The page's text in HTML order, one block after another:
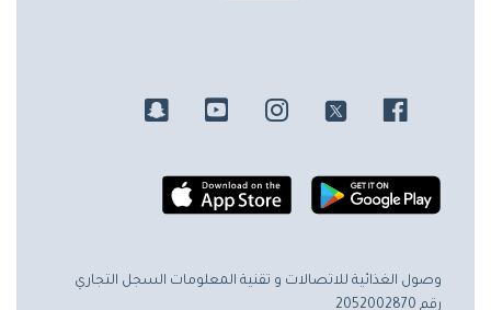
وصول الغذائية للاتصالات و تقنية المعلومات السجل التجاري
رقم 2052002870